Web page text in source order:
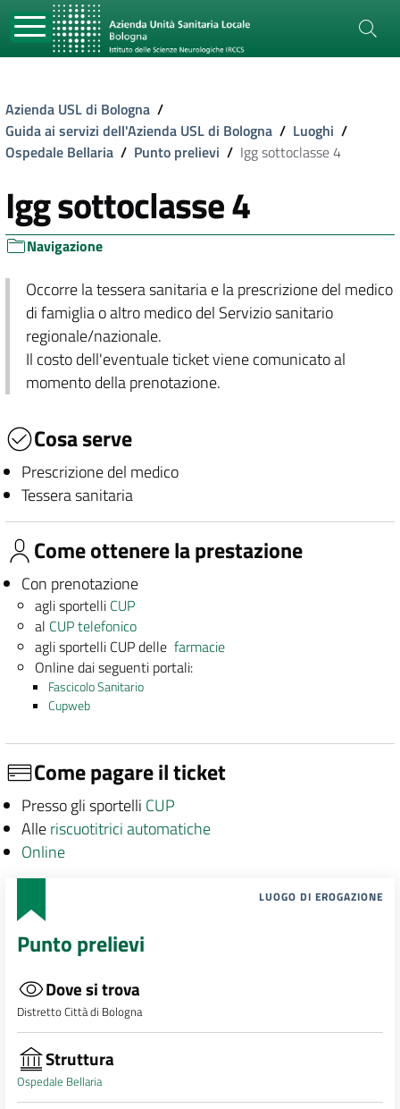
Azienda USL di Bologna /
Guida ai servizi dell'Azienda USL di Bologna / Luoghi /
Ospedale Bellaria / Punto prelievi / Igg sottoclasse 4
Igg sottoclasse 4
Navigazione
Occorre la tessera sanitaria e la prescrizione del medico
di famiglia o altro medico del Servizio sanitario
regionale/nazionale.
Il costo dell'eventuale ticket viene comunicato al
momento della prenotazione.
Cosa serve
Prescrizione del medico
Tessera sanitaria
Come ottenere la prestazione
Con prenotazione
agli sportelli CUP
al CUP telefonico
agli sportelli CUP dellefarmacie
Online dai seguenti portali:
Fascicolo Sanitario
Cupweb
Come pagare il ticket
Presso gli sportelli CUP
Alleriscuotitrici automatiche
Online
LUOGO DI EROGAZIONE
Punto prelievi
Dove si trova
Distretto Città di Bologna
Struttura
Ospedale Bellaria